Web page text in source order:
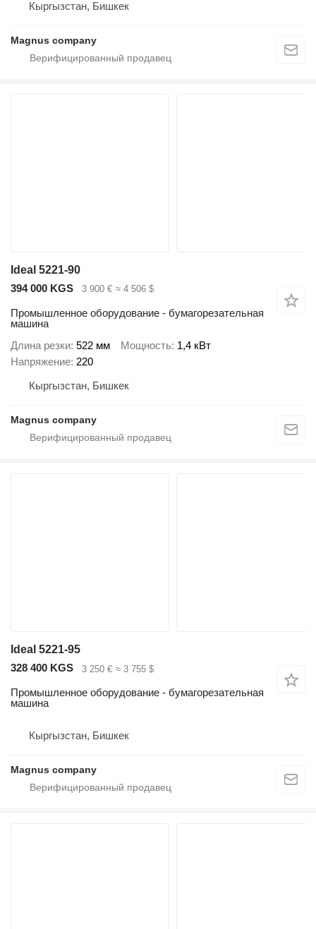
Кыргызстан, Бишкек
Magnus company
Ideal 5221-90
394 000 KGS
3 900 € ≈ 4 506 $
Промышленное оборудование - бумагорезательная
машина
Длина резки 522 мм Мощность 1,4 кВт
Напряжение 220
Кыргызстан, Бишкек
Magnus company
Ideal 5221-95
328 400 KGS
3 250 € ≈ 3 755 $
Промышленное оборудование - бумагорезательная
машина
Кыргызстан, Бишкек
Magnus company